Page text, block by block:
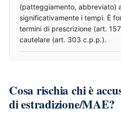
(patteggiamento, abbreviato)
significativamente i tempi. È
termini di prescrizione (art.
cautelare (art. 303 c.p.p.).
Cosa rischia chi è
di estradizione/MAE?